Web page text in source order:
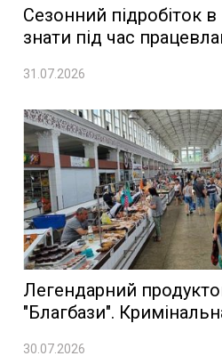
Сезонний підробіток
знати під час
31.07.2026
Легендарний
"Благбази".
30.07.2026